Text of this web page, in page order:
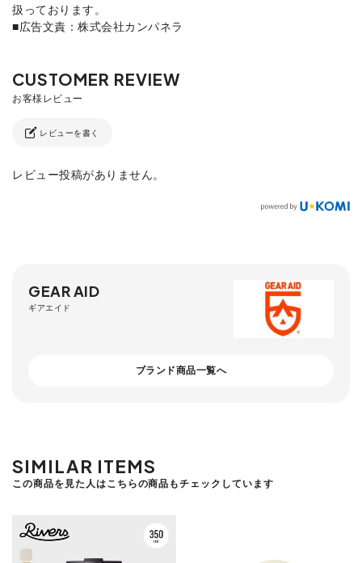
扱っております。
■広告文責：株式会社カンパネラ
レビューを書く
レビュー投稿がありません。
GEAR AID
ギアエイド
ブランド商品一覧へ
SIMILAR ITEMS
この商品を見た人はこちらの商品もチェックしています